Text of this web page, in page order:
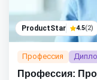
ProductStar 4.5(2)
Профессия
Профессия: